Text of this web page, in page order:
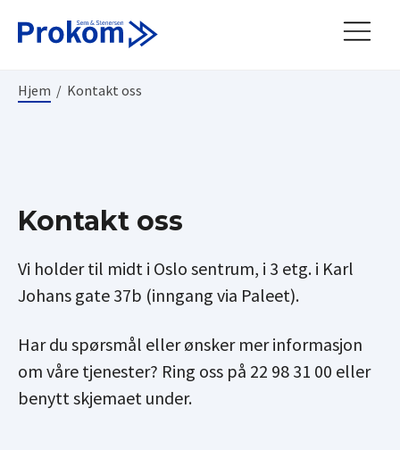
Hjem / Kontakt oss
Kontakt oss
Vi holder til midt i Oslo sentrum, i 3 etg. i Karl
Johans gate 37b (inngang via Paleet).
Har du spørsmål eller ønsker mer informasjon
om våre tjenester? Ring oss på 22 98 31 00 eller
benytt skjemaet under.